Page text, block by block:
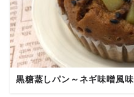
黒糖蒸しパン～ネギ味噌風味